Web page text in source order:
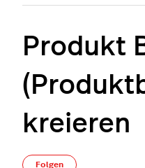
Produkt
kreieren
Folgen